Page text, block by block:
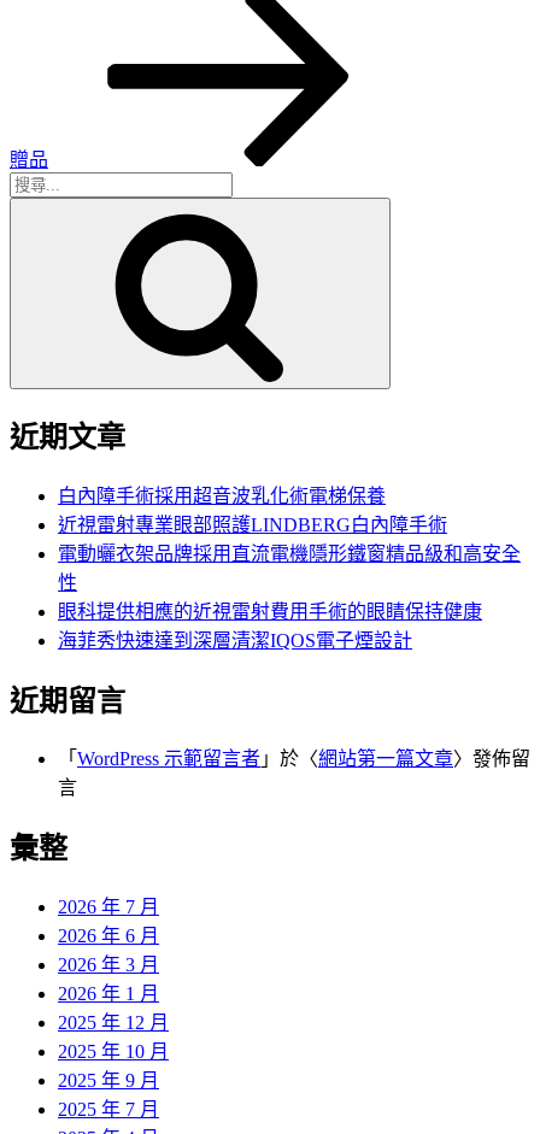
贈品
搜
近期文章
白內障手術採用超音波乳化術電梯保養
近視雷射專業眼部照護LINDBERG白內障手術
電動曬衣架品牌採用直流電機隱形鐵窗精品級和高安全
性
眼科提供相應的近視雷射費用手術的眼睛保持健康
海菲秀快速達到深層清潔IQOS電子煙設計
近期留言
「 WordPress 示範留言者 」於〈網站第一篇文章〉發佈留
言
彙整
2026 年 7 月
2026 年 6 月
2026 年 3 月
2026 年 1 月
2025 年 12 月
2025 年 10 月
2025 年 9 月
2025 年 7 月